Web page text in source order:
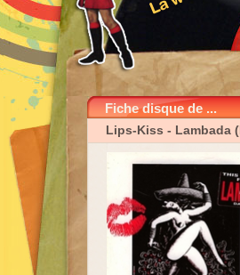
Fiche disque de ...
Lips-Kiss - Lambada